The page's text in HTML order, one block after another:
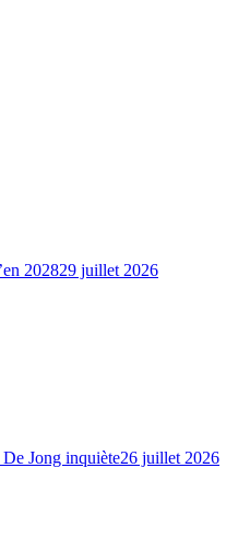
202829 juillet 2026
Jong inquiète26 juillet 2026